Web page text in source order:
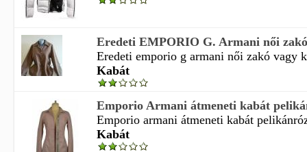
Eredeti EMPORIO G. Armani női
Eredeti emporio g armani női zakó vagy
Kabát
Emporio Armani átmeneti kabát
Emporio armani átmeneti kabát
Kabát